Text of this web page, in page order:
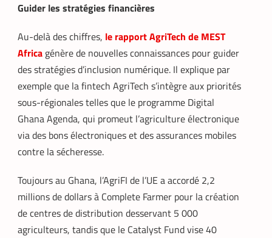
Guider les stratégies financières
Au-delà des chiffres, le rapport AgriTech de MEST
Africa génère de nouvelles connaissances pour guider
des stratégies d’inclusion numérique. Il explique par
exemple que la fintech AgriTech s’intègre aux priorités
sous-régionales telles que le programme Digital
Ghana Agenda, qui promeut l’agriculture électronique
via des bons électroniques et des assurances mobiles
contre la sécheresse.
Toujours au Ghana, l’AgriFI de l’UE a accordé 2,2
millions de dollars à Complete Farmer pour la création
de centres de distribution desservant 5 000
agriculteurs, tandis que le Catalyst Fund vise 40
Armel Djoba
En associant l’interopérabilité de PayPal
World au stablecoin PYUSD, PayPal
promet de désenclaver le commerce
africain et accélérer l’inclusion financière
grâce à des transactions
transfrontalières plus rapides, stables et